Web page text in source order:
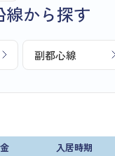
から探す
副都心線
入居時期